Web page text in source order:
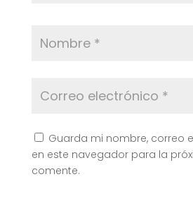
Guarda mi nombre, correo
en este navegador para la
comente.